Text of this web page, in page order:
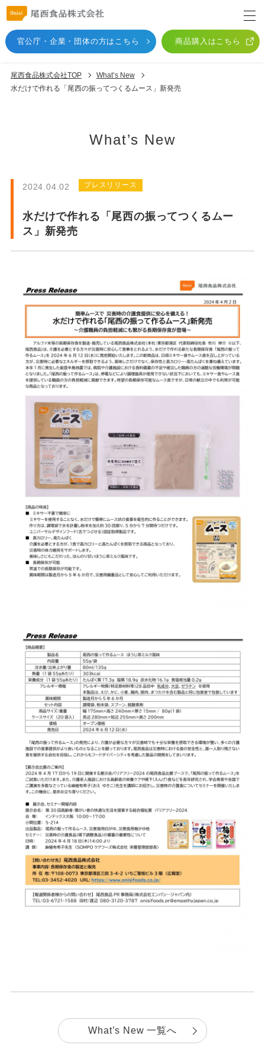
官公庁・企業・団体の方はこちら 商品購入はこちら
尾西食品株式会社TOP
What’s New
水だけで作れる「尾西の振ってつくるムース」新発売
What’s New
2024.04.02 プレスリリース
水だけで作れる「尾西の振ってつくるムー
ス」新発売
What’s New 一覧へ